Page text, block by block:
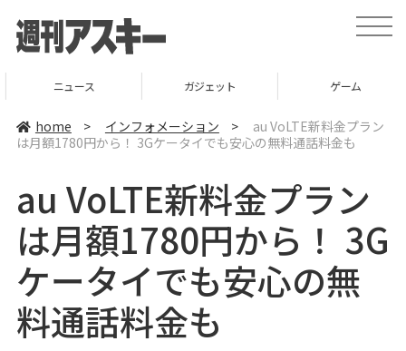
t
o
v
n
ニュース ガジェット ゲーム
home > インフォメーション >
au VoLTE新料金プラン
は月額1780円から！ 3Gケータイでも安心の無料通話料金も
au VoLTE新料金プラン
は月額1780円から！ 3G
ケータイでも安心の無
料通話料金も